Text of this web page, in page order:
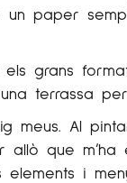
paper
grans
terrassa per
meus. Al
allò que m’ha
i